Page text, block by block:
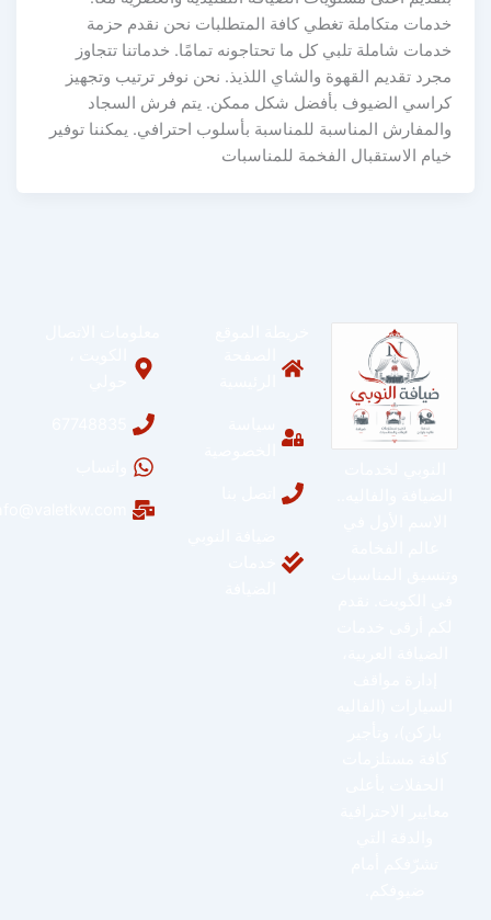
خدمات متكاملة تغطي كافة المتطلبات نحن نقدم حزمة
خدمات شاملة تلبي كل ما تحتاجونه تمامًا. خدماتنا تتجاوز
مجرد تقديم القهوة والشاي اللذيذ. نحن نوفر ترتيب وتجهيز
كراسي الضيوف بأفضل شكل ممكن. يتم فرش السجاد
والمفارش المناسبة للمناسبة بأسلوب احترافي. يمكننا توفير
خيام الاستقبال الفخمة للمناسبات
الرئيسية
الخصوصية
اتصل بنا
خدمات
67748835
واتساب
info@valetkw.com